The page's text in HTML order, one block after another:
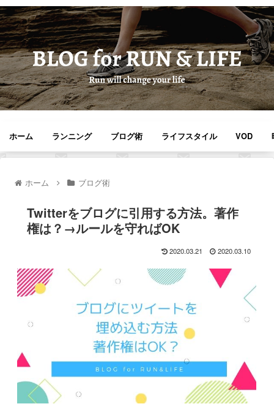
ホーム ランニング ブログ術 ライフスタイル VOD
ホーム ブログ術
Twitterをブログに引用する方法。著作
権は？→ルールを守ればOK
2020.03.21 2020.03.10